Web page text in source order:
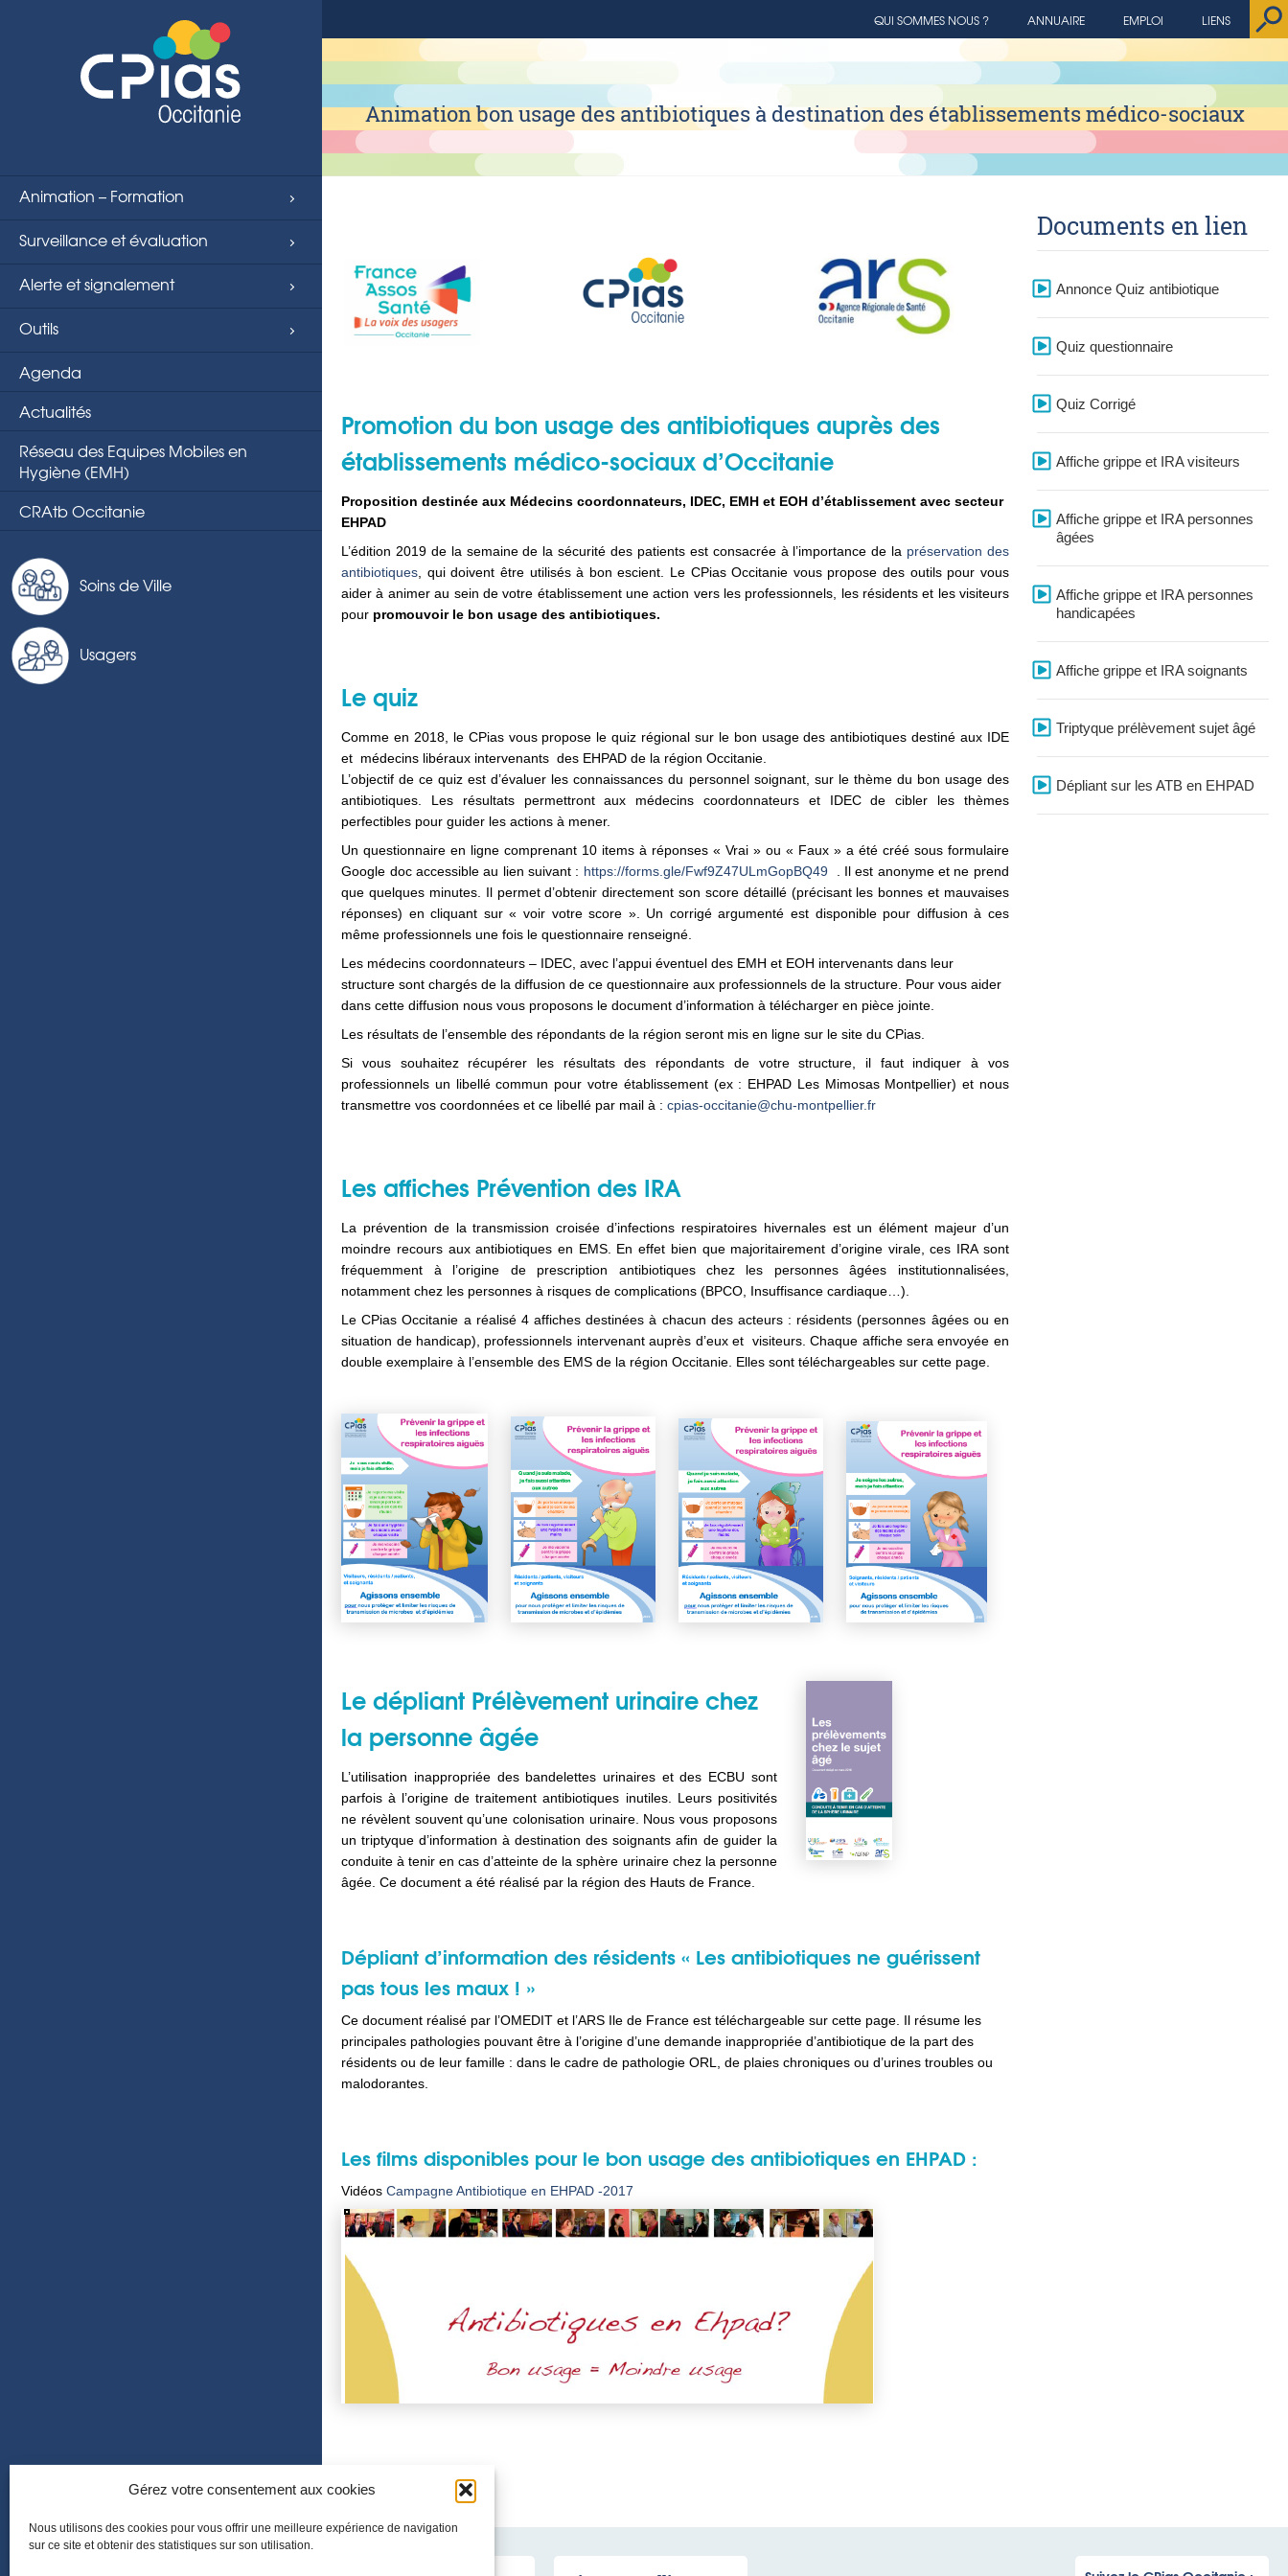
Gérez votre consentement aux cookies
Nous utilisons des cookies pour vous offrir une meilleure expérience de navigation
sur ce site et obtenir des statistiques sur son utilisation.
Animation – Formation
Surveillance et évaluation
Alerte et signalement
Outils
Agenda
Actualités
Réseau des Equipes Mobiles en
Hygiène (EMH)
CRAtb Occitanie
Soins de Ville
Usagers
LIENS
EMPLOI
ANNUAIRE
QUI SOMMES NOUS ?
Animation bon usage des antibiotiques à destination des établissements médico-sociaux
Promotion du bon usage des antibiotiques auprès des
établissements médico-sociaux d’Occitanie
Proposition destinée aux Médecins coordonnateurs, IDEC, EMH et EOH d’établissement avec secteur
EHPAD
L’édition 2019 de la semaine de la sécurité des patients est consacrée à l’importance de la préservation des
antibiotiques , qui doivent être utilisés à bon escient. Le CPias Occitanie vous propose des outils pour vous
aider à animer au sein de votre établissement une action vers les professionnels, les résidents et les visiteurs
pour promouvoir le bon usage des antibiotiques.
Le quiz
Comme en 2018, le CPias vous propose le quiz régional sur le bon usage des antibiotiques destiné aux IDE
et médecins libéraux intervenants des EHPAD de la région Occitanie.
L’objectif de ce quiz est d’évaluer les connaissances du personnel soignant, sur le thème du bon usage des
antibiotiques. Les résultats permettront aux médecins coordonnateurs et IDEC de cibler les thèmes
perfectibles pour guider les actions à mener.
Un questionnaire en ligne comprenant 10 items à réponses « Vrai » ou « Faux » a été créé sous formulaire
Google doc accessible au lien suivant : https://forms.gle/Fwf9Z47ULmGopBQ49 . Il est anonyme et ne prend
que quelques minutes. Il permet d’obtenir directement son score détaillé (précisant les bonnes et mauvaises
réponses) en cliquant sur « voir votre score ». Un corrigé argumenté est disponible pour diffusion à ces
même professionnels une fois le questionnaire renseigné.
Les médecins coordonnateurs – IDEC, avec l’appui éventuel des EMH et EOH intervenants dans leur
structure sont chargés de la diffusion de ce questionnaire aux professionnels de la structure. Pour vous aider
dans cette diffusion nous vous proposons le document d’information à télécharger en pièce jointe.
Les résultats de l’ensemble des répondants de la région seront mis en ligne sur le site du CPias.
Si vous souhaitez récupérer les résultats des répondants de votre structure, il faut indiquer à vos
professionnels un libellé commun pour votre établissement (ex : EHPAD Les Mimosas Montpellier) et nous
transmettre vos coordonnées et ce libellé par mail à :cpias-occitanie@chu-montpellier.fr
Les affiches Prévention des IRA
La prévention de la transmission croisée d’infections respiratoires hivernales est un élément majeur d’un
moindre recours aux antibiotiques en EMS. En effet bien que majoritairement d’origine virale, ces IRA sont
fréquemment à l’origine de prescription antibiotiques chez les personnes âgées institutionnalisées,
notamment chez les personnes à risques de complications (BPCO, Insuffisance cardiaque…).
Le CPias Occitanie a réalisé 4 affiches destinées à chacun des acteurs : résidents (personnes âgées ou en
situation de handicap), professionnels intervenant auprès d’eux et visiteurs. Chaque affiche sera envoyée en
double exemplaire à l’ensemble des EMS de la région Occitanie. Elles sont téléchargeables sur cette page.
Le dépliant Prélèvement urinaire chez
la personne âgée
L’utilisation inappropriée des bandelettes urinaires et des ECBU sont
parfois à l’origine de traitement antibiotiques inutiles. Leurs positivités
ne révèlent souvent qu’une colonisation urinaire. Nous vous proposons
un triptyque d’information à destination des soignants afin de guider la
conduite à tenir en cas d’atteinte de la sphère urinaire chez la personne
âgée. Ce document a été réalisé par la région des Hauts de France.
Dépliant d’information des résidents « Les antibiotiques ne guérissent
pas tous les maux ! »
Ce document réalisé par l’OMEDIT et l’ARS Ile de France est téléchargeable sur cette page. Il résume les
principales pathologies pouvant être à l’origine d’une demande inappropriée d’antibiotique de la part des
résidents ou de leur famille : dans le cadre de pathologie ORL, de plaies chroniques ou d’urines troubles ou
malodorantes.
Les films disponibles pour le bon usage des antibiotiques en EHPAD :
VidéosCampagne Antibiotique en EHPAD -2017
Documents en lien
Annonce Quiz antibiotique
Quiz questionnaire
Quiz Corrigé
Affiche grippe et IRA visiteurs
Affiche grippe et IRA personnes
âgées
Affiche grippe et IRA personnes
handicapées
Affiche grippe et IRA soignants
Triptyque prélèvement sujet âgé
Dépliant sur les ATB en EHPAD